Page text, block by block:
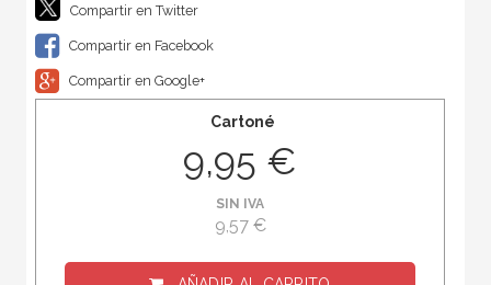
Compartir en Twitter
Compartir en Facebook
Compartir en Google+
Cartoné
9,95 €
SIN IVA
9,57 €